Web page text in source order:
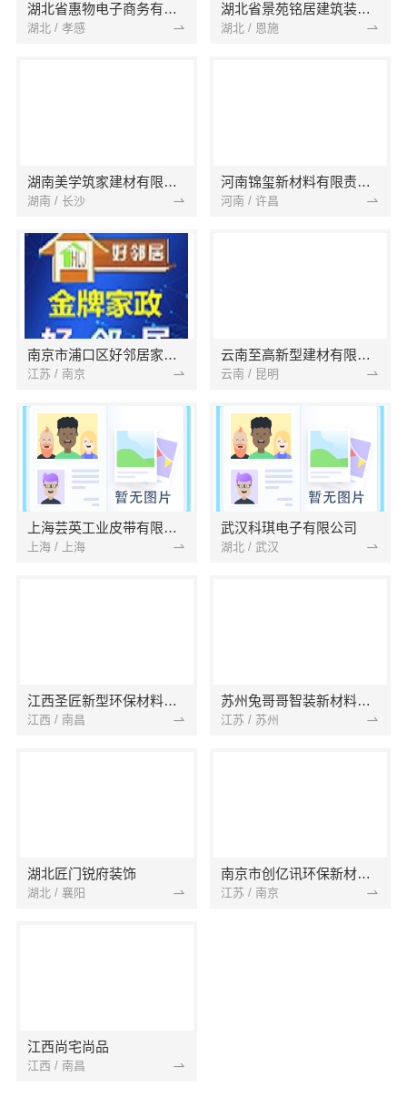
湖北省惠物电子商务有限公司
湖北 / 孝感
湖北省景苑铭居建筑装饰有限公司
湖北 / 恩施
湖南美学筑家建材有限公司
湖南 / 长沙
河南锦玺新材料有限责任公司
河南 / 许昌
南京市浦口区好邻居家政服务中心
江苏 / 南京
云南至高新型建材有限公司
云南 / 昆明
上海芸英工业皮带有限公司
上海 / 上海
武汉科琪电子有限公司
湖北 / 武汉
江西圣匠新型环保材料有限公司
江西 / 南昌
苏州兔哥哥智装新材料有限公司
江苏 / 苏州
湖北匠门锐府装饰
湖北 / 襄阳
南京市创亿讯环保新材料有限公司
江苏 / 南京
江西尚宅尚品
江西 / 南昌